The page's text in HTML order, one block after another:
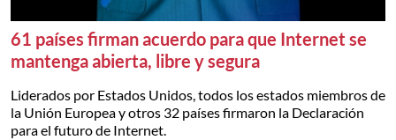
61 países firman acuerdo para que Internet se
mantenga abierta, libre y segura
Liderados por Estados Unidos, todos los estados miembros de
la Unión Europea y otros 32 países firmaron la Declaración
para el futuro de Internet.